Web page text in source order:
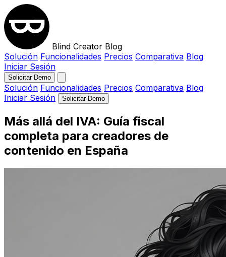
Blind Creator Blog
Solución Funcionalidades Precios Comparativa Blog
Iniciar Sesión
Solicitar Demo
Solución Funcionalidades Precios Comparativa Blog
Iniciar Sesión
Solicitar Demo
Más allá del IVA: Guía fiscal
completa para creadores de
contenido en España